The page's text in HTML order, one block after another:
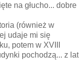
na głucho... dobre
(również w
udaje mi się
potem w XVIII
pochodzą... z lat